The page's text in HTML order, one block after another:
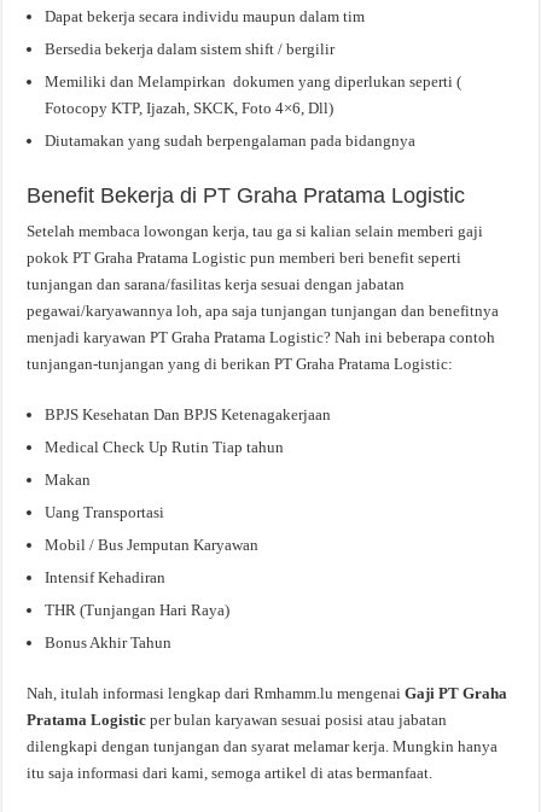
Dapat bekerja secara individu maupun dalam tim
Bersedia bekerja dalam sistem shift / bergilir
Memiliki dan Melampirkan dokumen yang diperlukan seperti (
Fotocopy KTP, Ijazah, SKCK, Foto 4×6, Dll)
Diutamakan yang sudah berpengalaman pada bidangnya
Benefit Bekerja di PT Graha Pratama Logistic
Setelah membaca lowongan kerja, tau ga si kalian selain memberi gaji
pokok PT Graha Pratama Logistic pun memberi beri benefit seperti
tunjangan dan sarana/fasilitas kerja sesuai dengan jabatan
pegawai/karyawannya loh, apa saja tunjangan tunjangan dan benefitnya
menjadi karyawan PT Graha Pratama Logistic? Nah ini beberapa contoh
tunjangan-tunjangan yang di berikan PT Graha Pratama Logistic:
BPJS Kesehatan Dan BPJS Ketenagakerjaan
Medical Check Up Rutin Tiap tahun
Makan
Uang Transportasi
Mobil / Bus Jemputan Karyawan
Intensif Kehadiran
THR (Tunjangan Hari Raya)
Bonus Akhir Tahun
Nah, itulah informasi lengkap dari Rmhamm.lu mengenaiGaji PT Graha
Pratama Logisticper bulan karyawan sesuai posisi atau jabatan
dilengkapi dengan tunjangan dan syarat melamar kerja. Mungkin hanya
itu saja informasi dari kami, semoga artikel di atas bermanfaat.